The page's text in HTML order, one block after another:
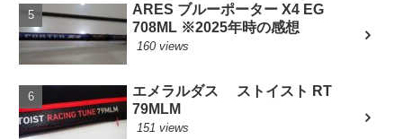
ARES ブルーポーター X4 EG
708ML ※2025年時の感想
160 views
エメラルダス ストイスト RT
79MLM
151 views